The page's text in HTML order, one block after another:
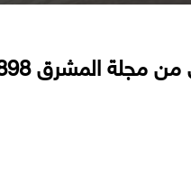
1898م لويس شيخو اليسوعي